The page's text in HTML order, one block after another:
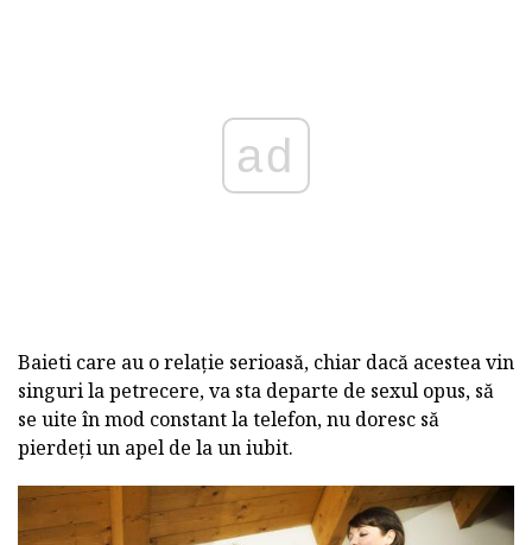
ad
Baieti care au o relație serioasă, chiar dacă acestea vin
singuri la petrecere, va sta departe de sexul opus, să
se uite în mod constant la telefon, nu doresc să
pierdeți un apel de la un iubit.